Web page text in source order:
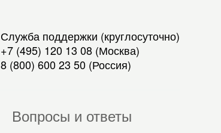
Служба поддержки (круглосуточно)
+7 (495) 120 13 08 (Москва)
8 (800) 600 23 50 (Россия)
Вопросы и ответы